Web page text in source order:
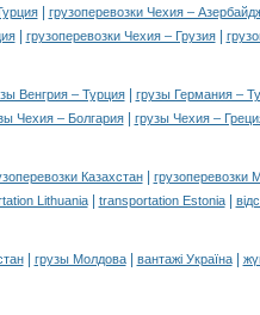
|
грузоперевозки Чехия –
| грузоперевозки Чехия – Грузия|
Венгрия – Турция|
грузы Германия –
Чехия – Болгария| грузы Чехия –
Казахстан|
грузоперевозки
Lithuania| transportation Estonia|
| грузы Молдова| вантажі Україна|